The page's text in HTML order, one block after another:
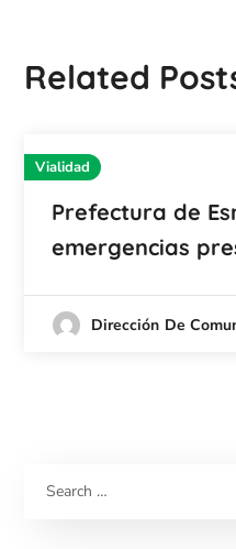
Related
Vialidad
Prefectura de
emergencias
Dirección De